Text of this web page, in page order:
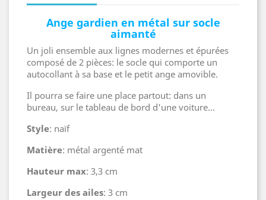
Ange gardien en métal sur socle
aimanté
Un joli ensemble aux lignes modernes et épurées
composé de 2 pièces: le socle qui comporte un
autocollant à sa base et le petit ange amovible.
Il pourra se faire une place partout: dans un
bureau, sur le tableau de bord d'une voiture...
Style: naïf
Matière: métal argenté mat
Hauteur max: 3,3 cm
Largeur des ailes: 3 cm